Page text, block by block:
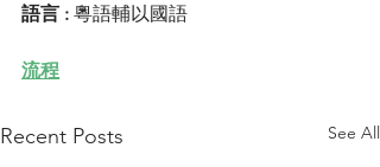
語言 : 粵語輔以國語
流程
Recent Posts See All